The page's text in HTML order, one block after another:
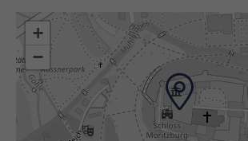
Eintrittspreise:
Erwachsene und Jugendliche: 8,00 €
Ermäßigungsberechtigte: 4,00 €
+
−